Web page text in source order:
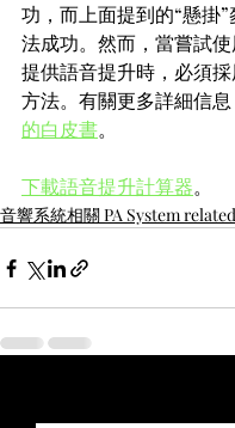
功，而上面提到的“懸掛
法成功。然而，當嘗試
提供語音提升時，必須
方法。有關更多詳細信息
的白皮書。
下載語音提升計算器。
音響系統相關 PA System related